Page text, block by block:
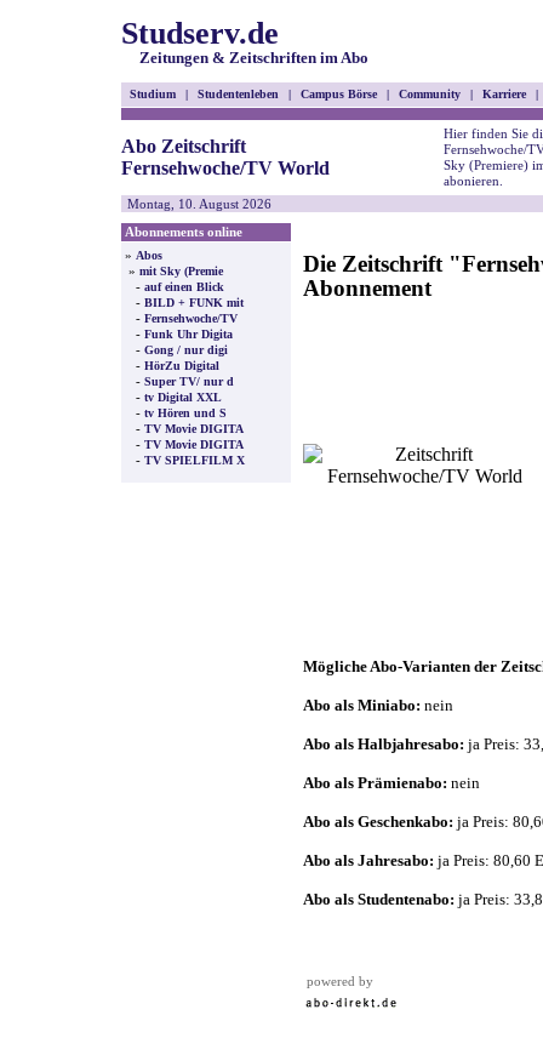
Studserv.de
Zeitungen & Zeitschriften im Abo
Studium | Studentenleben | Campus Börse | Community | Karriere |
Abo Zeitschrift
Fernsehwoche/TV World
Hier finden Sie
Fernsehwoche/
Sky (Premiere)
abonieren.
Montag, 10. August 2026
Abonnements online
» Abos
» mit Sky (Premie
- auf einen Blick
- BILD + FUNK mit
- Fernsehwoche/TV
- Funk Uhr Digita
- Gong / nur digi
- HörZu Digital
- Super TV/ nur d
- tv Digital XXL
- tv Hören und S
- TV Movie DIGITA
- TV Movie DIGITA
- TV SPIELFILM X
Die Zeitschrift
Abonnement
Mögliche Abo-Varianten der
Abo als Miniabo: nein
Abo als Halbjahresabo: ja Preis:
Abo als Prämienabo: nein
Abo als Geschenkabo: ja Preis:
Abo als Jahresabo: ja Preis: 80,60
Abo als Studentenabo: ja Preis:
powered by